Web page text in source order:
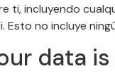
ti, incluyendo
Esto no incluye
data